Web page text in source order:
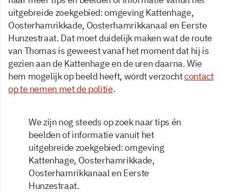
uitgebreide zoekgebied: omgeving Kattenhage,
Oosterhamrikkade, Oosterhamrikkanaal en Eerste
Hunzestraat. Dat moet duidelijk maken wat de route
van Thomas is geweest vanaf het moment dat hij is
gezien aan de Kattenhage en de uren daarna. Wie
hem mogelijk op beeld heeft, wordt verzochtcontact
op te nemen met de politie.
We zijn nog steeds op zoek naar tips én
beelden of informatie vanuit het
uitgebreide zoekgebied: omgeving
Kattenhage, Oosterhamrikkade,
Oosterhamrikkanaal en Eerste
Hunzestraat.